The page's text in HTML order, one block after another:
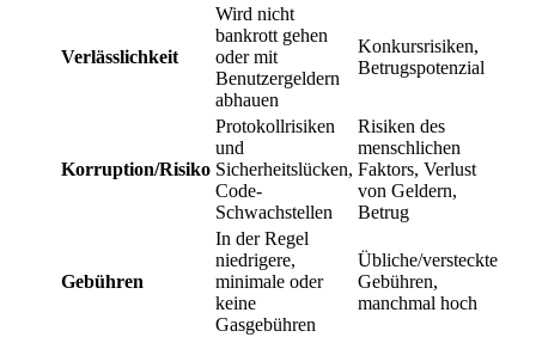
Verlässlichkeit
Wird nicht
bankrott gehen
oder mit
Benutzergeldern
abhauen
Konkursrisiken,
Betrugspotenzial
Korruption/Risiko
Protokollrisiken
und
Sicherheitslücken,
Code-
Schwachstellen
Risiken des
menschlichen
Faktors, Verlust
von Geldern,
Betrug
Gebühren
In der Regel
niedrigere,
minimale oder
keine
Gasgebühren
Übliche/versteckte
Gebühren,
manchmal hoch